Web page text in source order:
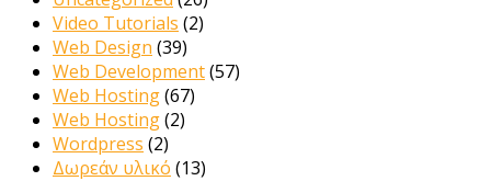
Video Tutorials (2)
Web Design (39)
Web Development(57)
Web Hosting(67)
Web Hosting(2)
Wordpress (2)
Δωρεάν υλικό (13)